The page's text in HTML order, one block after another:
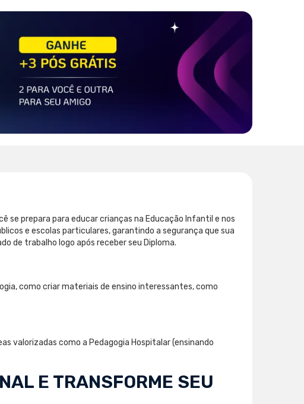
se prepara para educar crianças na Educação Infantil e nos
e escolas particulares, garantindo a segurança que sua
de trabalho logo após receber seu Diploma.
como criar materiais de ensino interessantes, como
valorizadas como a Pedagogia Hospitalar (ensinando
E TRANSFORME SEU